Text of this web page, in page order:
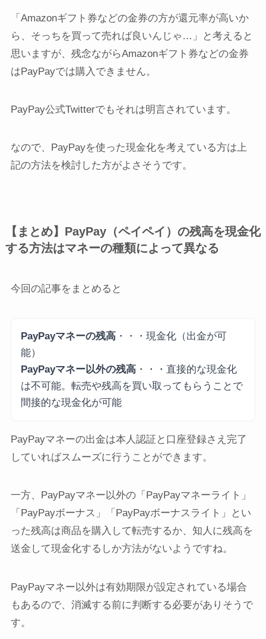
「Amazonギフト券などの金券の方が還元率が高いか
ら、そっちを買って売れば良いんじゃ…」
と考えると
思いますが、残念ながらAmazonギフト券などの金券
はPayPayでは購入できません。
PayPay公式Twitterでもそれは明言されています。
なので、PayPayを使った現金化を考えている方は上
記の方法を検討した方がよさそうです。
【まとめ】PayPay（ペイペイ）の残高を現金化
する方法はマネーの種類によって異なる
今回の記事をまとめると
PayPayマネーの残高・・・現金化（出金が可
能）
PayPayマネー以外の残高・・・直接的な現金化
は不可能。転売や残高を買い取ってもらうことで
間接的な現金化が可能
PayPayマネーの出金は本人認証と口座登録さえ完了
していればスムーズに行うことができます。
一方、PayPayマネー以外の「PayPayマネーライト」
「PayPayボーナス」「PayPayボーナスライト」とい
った残高は商品を購入して転売するか、知人に残高を
送金して現金化するしか方法がないようですね。
PayPayマネー以外は有効期限が設定されている場合
もあるので、消滅する前に判断する必要がありそうで
す。